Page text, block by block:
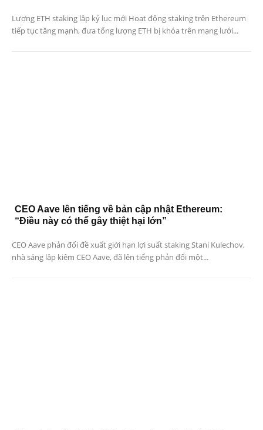
Lượng ETH staking lập kỷ lục mới Hoạt động staking trên Ethereum
tiếp tục tăng mạnh, đưa tổng lượng ETH bị khóa trên mạng lưới...
CEO Aave lên tiếng về bản cập nhật Ethereum:
“Điều này có thể gây thiệt hại lớn”
CEO Aave phản đối đề xuất giới hạn lợi suất staking Stani Kulechov,
nhà sáng lập kiêm CEO Aave, đã lên tiếng phản đối một...